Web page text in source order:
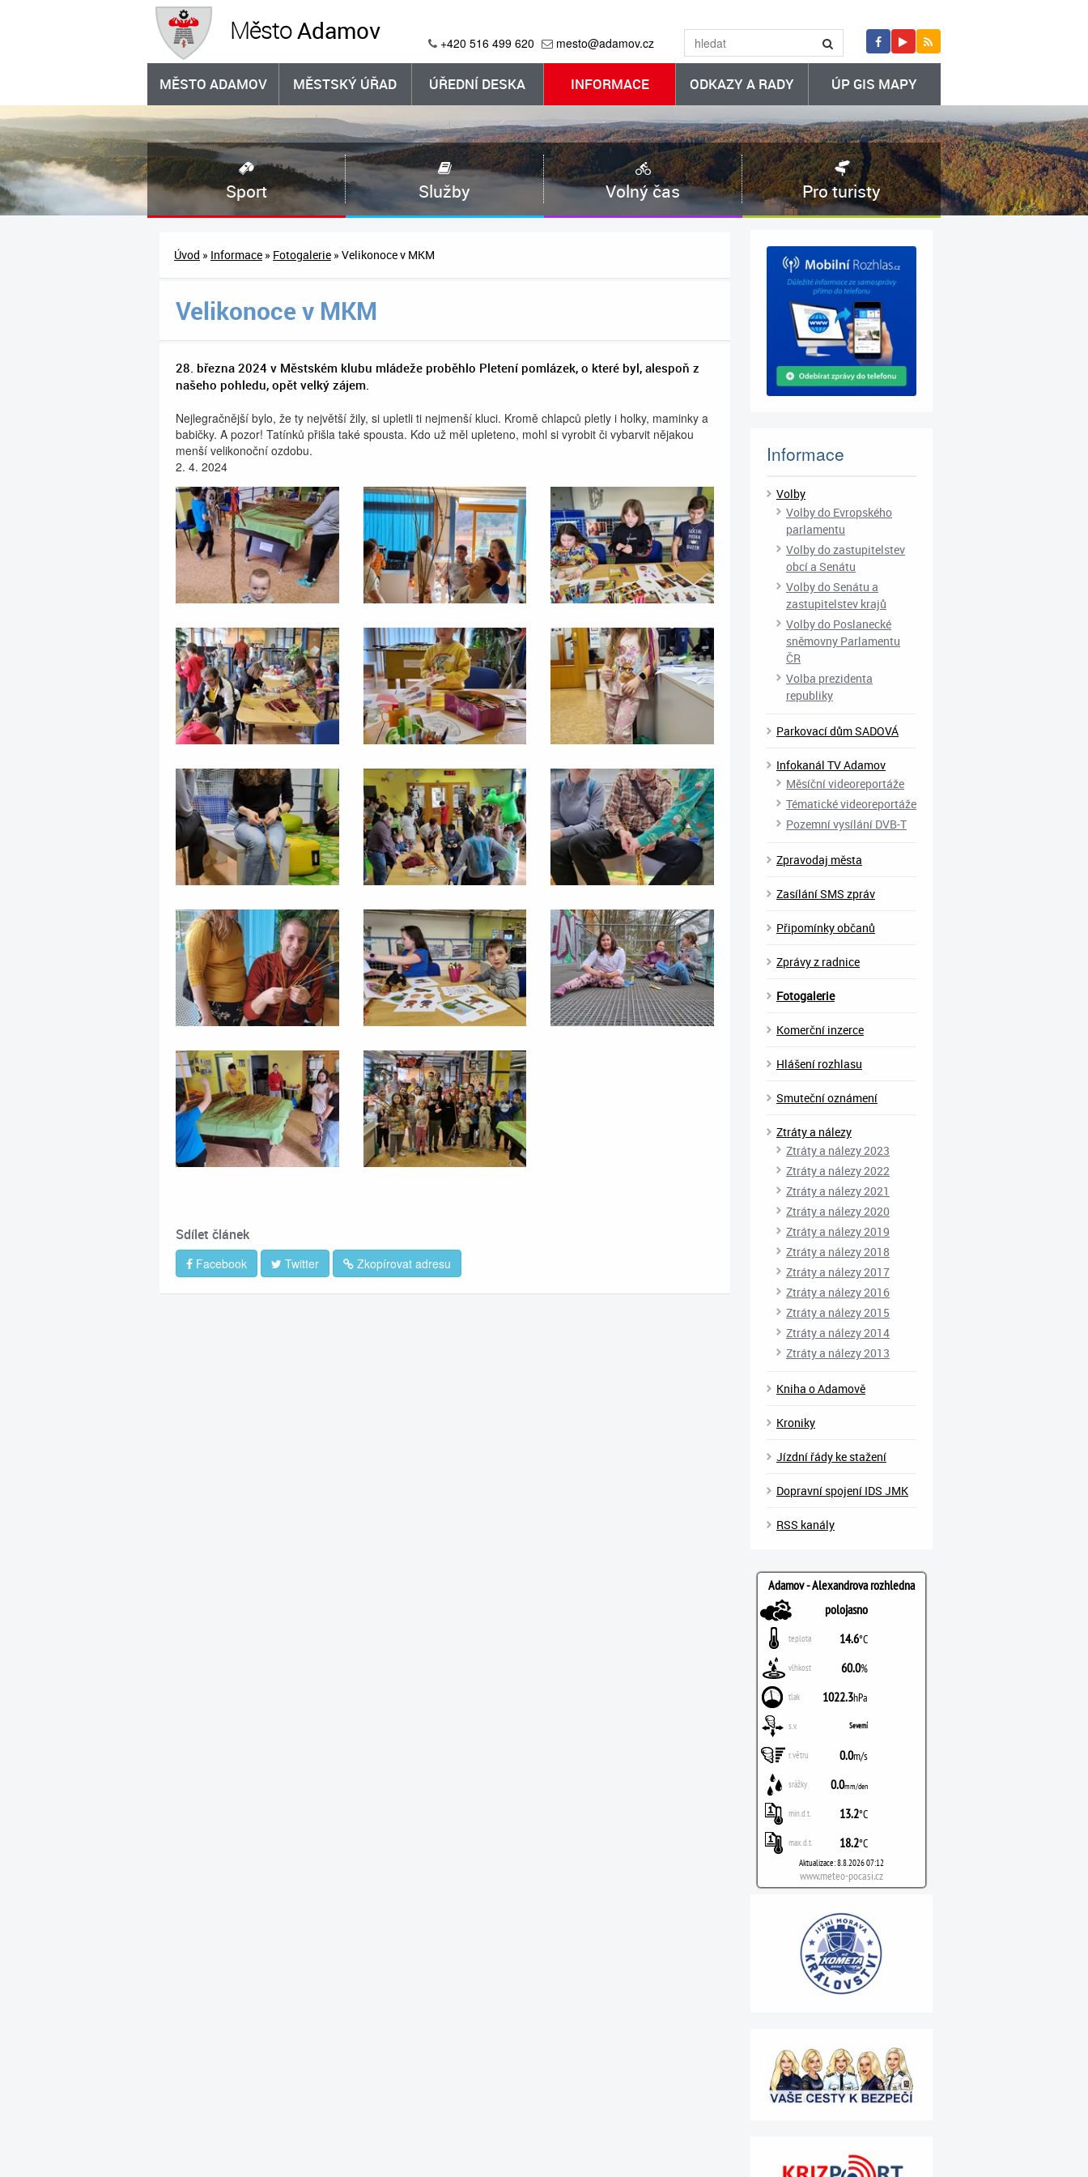
MěstoAdamov +420 516 499 620 mesto@adamov.cz
MĚSTO ADAMOV MĚSTSKÝ ÚŘAD ÚŘEDNÍ DESKA INFORMACE ODKAZY A RADY ÚP GIS MAPY
Sport Služby Volný čas Pro turisty
Úvod » Informace » Fotogalerie » Velikonoce v MKM
Velikonoce v MKM
28. března 2024 v Městském klubu mládeže proběhlo Pletení pomlázek, o které byl, alespoň z
našeho pohledu, opět velký zájem.
Nejlegračnější bylo, že ty největší žily, si upletli ti nejmenší kluci. Kromě chlapců pletly i holky, maminky a
babičky. A pozor! Tatínků přišla také spousta. Kdo už měl upleteno, mohl si vyrobit či vybarvit nějakou
menší velikonoční ozdobu.
2. 4. 2024
Sdílet článek
Facebook Twitter Zkopírovat adresu
Informace
Volby
Volby do Evropského
parlamentu
Volby do zastupitelstev
obcí a Senátu
Volby do Senátu a
zastupitelstev krajů
Volby do Poslanecké
sněmovny Parlamentu
ČR
Volba prezidenta
republiky
Parkovací dům SADOVÁ
Infokanál TV Adamov
Měsíční videoreportáže
Tématické videoreportáže
Pozemní vysílání DVB-T
Zpravodaj města
Zasílání SMS zpráv
Připomínky občanů
Zprávy z radnice
Fotogalerie
Komerční inzerce
Hlášení rozhlasu
Smuteční oznámení
Ztráty a nálezy
Ztráty a nálezy 2023
Ztráty a nálezy 2022
Ztráty a nálezy 2021
Ztráty a nálezy 2020
Ztráty a nálezy 2019
Ztráty a nálezy 2018
Ztráty a nálezy 2017
Ztráty a nálezy 2016
Ztráty a nálezy 2015
Ztráty a nálezy 2014
Ztráty a nálezy 2013
Kniha o Adamově
Kroniky
Jízdní řády ke stažení
Dopravní spojení IDS JMK
RSS kanály